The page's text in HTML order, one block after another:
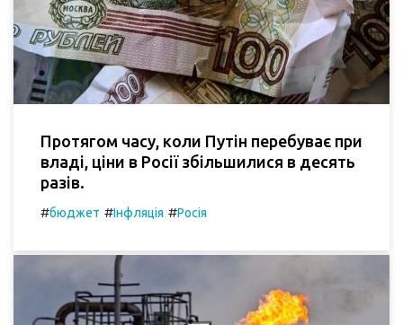
Протягом часу, коли Путін перебуває при
владі, ціни в Росії збільшилися в десять
разів.
#бюджет #Інфляція #Росія